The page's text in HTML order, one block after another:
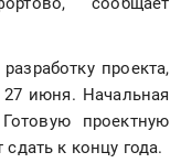
проекта,
июня. Начальная
проектную
к концу года.